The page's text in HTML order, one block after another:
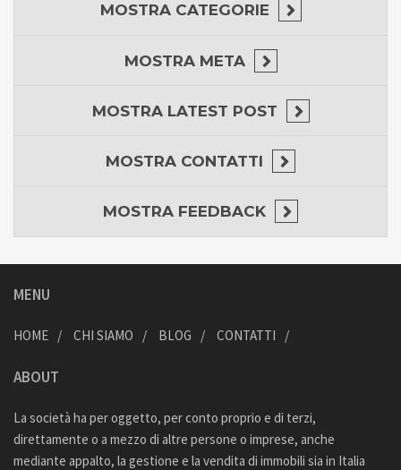
MOSTRA CATEGORIE
MOSTRA META
MOSTRA LATEST POST
MOSTRA CONTATTI
MOSTRA FEEDBACK
MENU
HOME CHI SIAMO BLOG CONTATTI
ABOUT
La società ha per oggetto, per conto proprio e di terzi,
direttamente o a mezzo di altre persone o imprese, anche
mediante appalto, la gestione e la vendita di immobili sia in Italia